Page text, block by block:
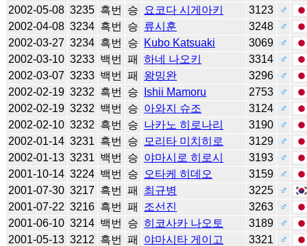
2002-05-08 3235 흑번 승 요코다 시게아키 3123
♂
2002-04-08 3234 흑번 승 류시훈 3248
♂
2002-03-27 3234 흑번 승 Kubo Katsuaki 3069
♂
2002-03-10 3233 백번 패 하네 나오키 3314
♂
2002-03-07 3233 백번 패 왕밍완 3296
♂
2002-02-19 3232 흑번 승 Ishii Mamoru 2753
♂
2002-02-19 3232 백번 승 아와지 슈조 3124
♂
2002-02-10 3232 흑번 승 나카노 히로나리 3190
♂
2002-01-14 3231 흑번 승 모리타 미치히로 3129
♂
2002-01-13 3231 백번 승 야마시로 히로시 3193
♂
2001-10-14 3224 백번 승 오타케 히데오 3159
♂
2001-07-30 3217 흑번 패 최규병 3225
♂
2001-07-22 3216 흑번 패 조선진 3263
♂
2001-06-10 3214 백번 승 히코사카 나오토 3189
♂
2001-05-13 3212 흑번 패 야마시타 게이고 3321
♂